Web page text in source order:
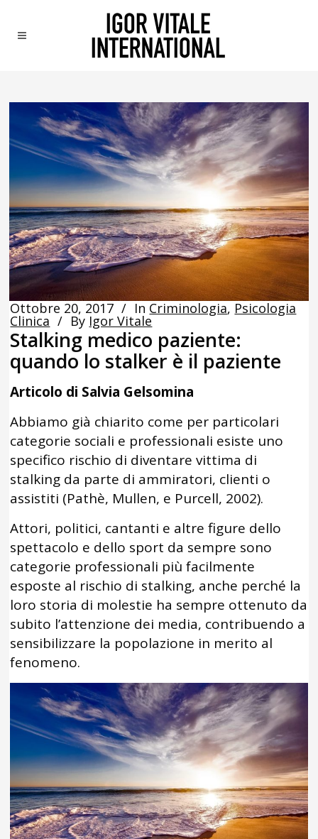
Ottobre 20, 2017 In Criminologia, Psicologia
Clinica By Igor Vitale
Stalking medico paziente:
quando lo stalker è il paziente
Articolo di Salvia Gelsomina
Abbiamo già chiarito come per particolari
categorie sociali e professionali esiste uno
specifico rischio di diventare vittima di
stalking da parte di ammiratori, clienti o
assistiti (Pathè, Mullen, e Purcell, 2002).
Attori, politici, cantanti e altre figure dello
spettacolo e dello sport da sempre sono
categorie professionali più facilmente
esposte al rischio di stalking, anche perché la
loro storia di molestie ha sempre ottenuto da
subito l’attenzione dei media, contribuendo a
sensibilizzare la popolazione in merito al
fenomeno.